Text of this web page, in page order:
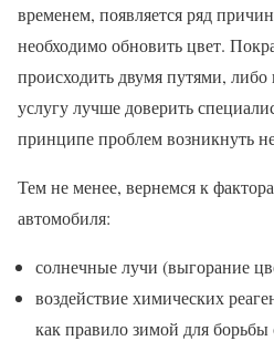
временем, появляется ряд
необходимо обновить цвет.
происходить двумя путями,
услугу лучше доверить
принципе проблем возникнуть
Тем не менее, вернемся к
автомобиля:
солнечные лучи (выгорание
воздействие химических
как правило зимой для